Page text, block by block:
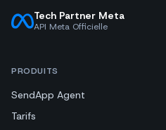
Tech Partner Meta
API Meta Officielle
PRODUITS
SendApp Agent
Tarifs